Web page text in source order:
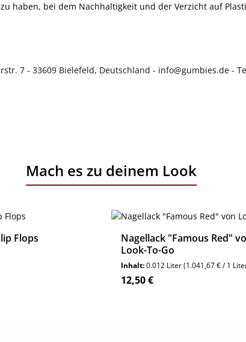
haben, bei dem Nachhaltigkeit und der Verzicht auf
7 - 33609 Bielefeld, Deutschland - info@gumbies.de -
Mach es zu deinem Look
Flops
Nagellack "Famous Red"
Look-To-Go
Inhalt:0.012 Liter(1.041,67 € / 1
Regulärer Preis:
12,50 €